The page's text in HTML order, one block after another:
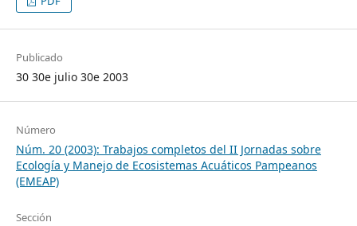
Publicado
30 30e julio 30e 2003
Número
Núm. 20 (2003): Trabajos completos del II Jornadas sobre
Ecología y Manejo de Ecosistemas Acuáticos Pampeanos
(EMEAP)
Sección